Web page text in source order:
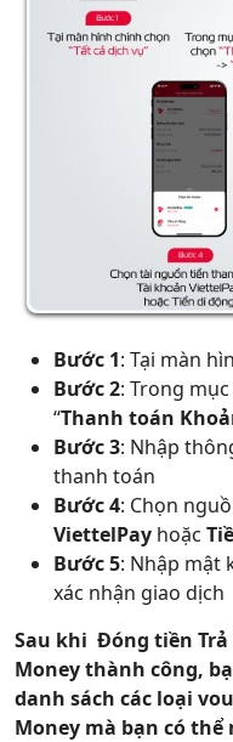
Bước 1: Tại màn
Bước 2: Trong mục
“Thanh toán
Bước 3: Nhập
thanh toán
Bước 4: Chọn
ViettelPay hoặc
Bước 5: Nhập mật
xác nhận giao dịch
Sau khi Đóng tiền Trả
Money thành công,
danh sách các loại
Money mà bạn có thể